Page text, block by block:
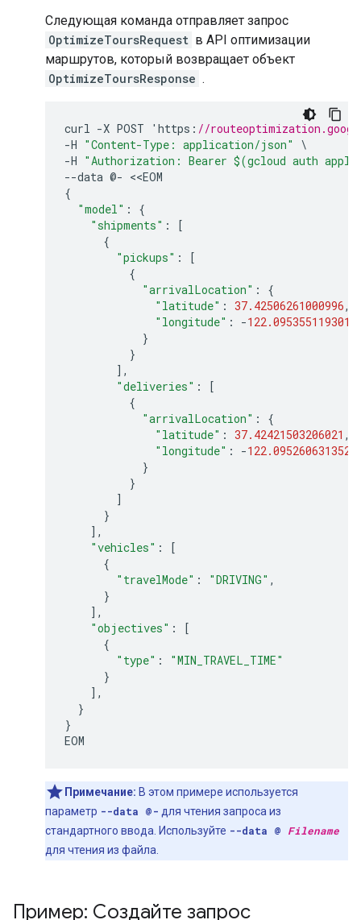
Следующая команда отправляет запрос
OptimizeToursRequest в API оптимизации
маршрутов, который возвращает объект
OptimizeToursResponse .
curl -X POST ' https : //
-H "Content-Type: application/json"
-H "Authorization: Bearer $(gcloud auth
--data @- <<EOM
{
"model" :
{
"shipments" :
[
{
"pickups" :
[
{
"arrivalLocation" :
{
"latitude" : 37.42506261000996,
"longitude" : -
}
}
],
"deliveries" :
[
{
"arrivalLocation" :
{
"latitude" : 37.42421503206021 ,
"longitude" : -
}
}
]
}
],
"vehicles" :
[
{
"travelMode" : "DRIVING" ,
}
],
"objectives" :
[
{
"type" :
"MIN_TRAVEL_TIME"
}
],
}
}
EOM
Примечание: В этом примере используется
параметр --data @- для чтения запроса из
стандартного ввода. Используйте --data @ Filename
для чтения из файла.
Пример: Создайте запрос